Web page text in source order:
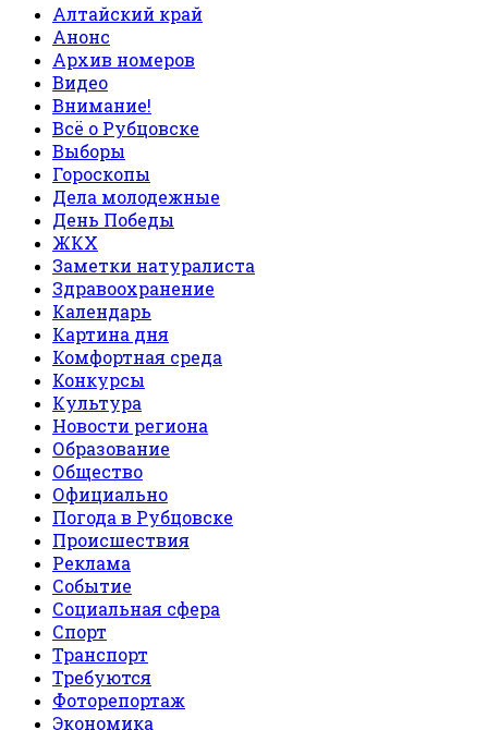
Алтайский край
Анонс
Архив номеров
Видео
Внимание!
Всё о Рубцовске
Выборы
Гороскопы
Дела молодежные
День Победы
ЖКХ
Заметки натуралиста
Здравоохранение
Календарь
Картина дня
Комфортная среда
Конкурсы
Культура
Новости региона
Образование
Общество
Официально
Погода в Рубцовске
Происшествия
Реклама
Событие
Социальная сфера
Спорт
Транспорт
Требуются
Фоторепортаж
Экономика